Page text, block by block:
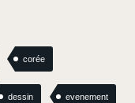
corée
dessin evenement